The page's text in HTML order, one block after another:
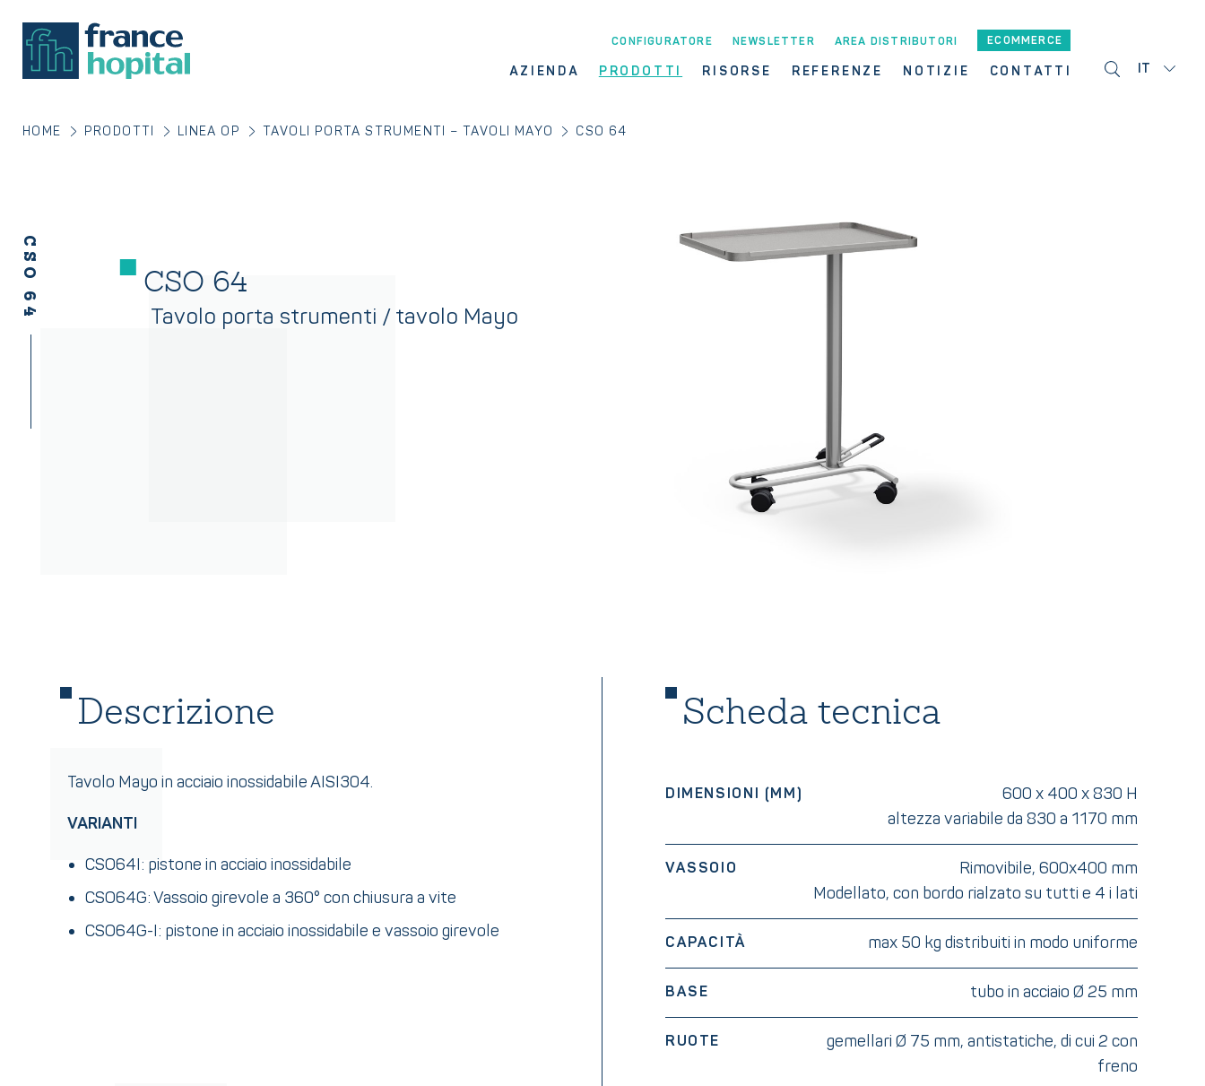
AZIENDA PRODOTTI RISORSE REFERENZE NOTIZIE CONTATTI
ECOMMERCE
CONFIGURATORE NEWSLETTER AREA DISTRIBUTORI
IT
CSO 64
HOME PRODOTTI LINEA OP TAVOLI PORTA STRUMENTI – TAVOLI MAYO CSO 64
CSO 64
Tavolo porta strumenti / tavolo Mayo
Descrizione
Tavolo Mayo in acciaio inossidabile AISI304.
VARIANTI
CSO64I: pistone in acciaio inossidabile
CSO64G: Vassoio girevole a 360° con chiusura a vite
CSO64G-I: pistone in acciaio inossidabile e vassoio girevole
Scheda tecnica
DIMENSIONI (MM)
600 x 400 x 830 H
altezza variabile da 830 a 1170 mm
VASSOIO
Rimovibile, 600x400 mm
Modellato, con bordo rialzato su tutti e 4 i lati
CAPACITÀ max 50 kg distribuiti in modo uniforme
BASE tubo in acciaio Ø 25 mm
RUOTE
gemellari Ø 75 mm, antistatiche, di cui 2 con
freno